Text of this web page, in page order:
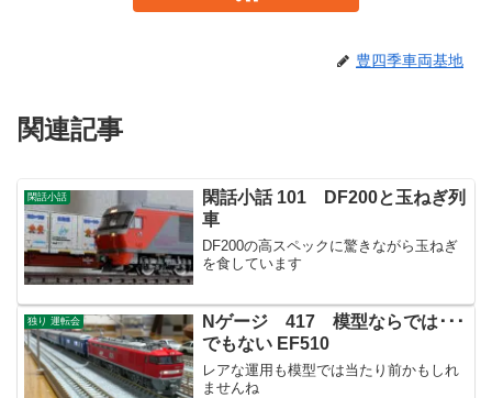
豊四季車両基地
関連記事
閑話小話
閑話小話 101 DF200と玉ねぎ列
車
DF200の高スペックに驚きながら玉ねぎ
を食しています
独り 運転会
Nゲージ 417 模型ならでは･･･
でもない EF510
レアな運用も模型では当たり前かもしれ
ませんね